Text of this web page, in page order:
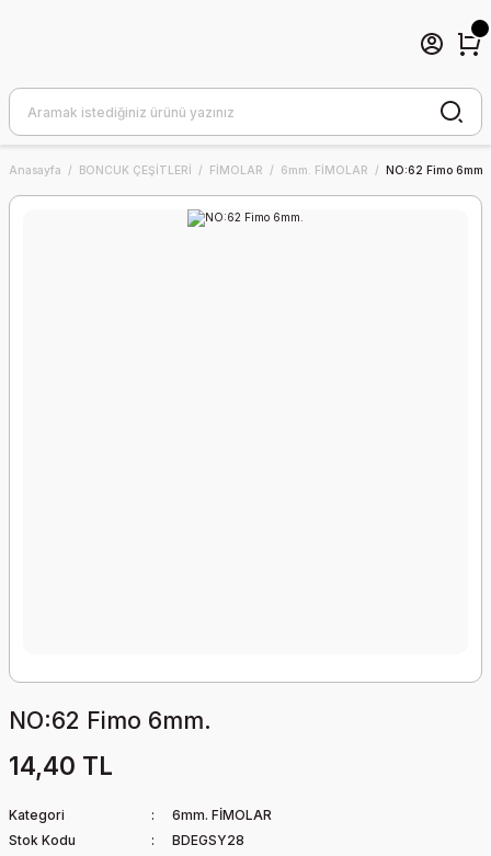
Anasayfa BONCUK ÇEŞİTLERİ FİMOLAR 6mm. FİMOLAR NO:62 Fimo 6mm.
NO:62 Fimo 6mm.
14,40 TL
Kategori
6mm. FİMOLAR
Stok Kodu
BDEGSY28